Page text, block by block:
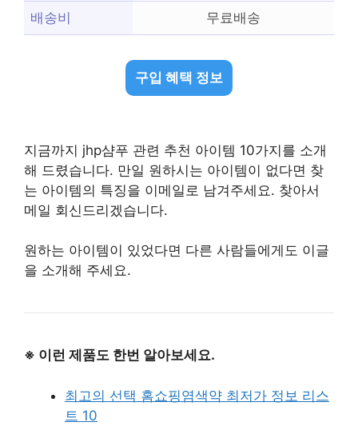
배송비 무료배송
구입 혜택 정보
지금까지 jhp샴푸 관련 추천 아이템 10가지를 소개
해 드렸습니다. 만일 원하시는 아이템이 없다면 찾
는 아이템의 특징을 이메일로 남겨주세요. 찾아서
메일 회신드리겠습니다.
원하는 아이템이 있었다면 다른 사람들에게도 이글
을 소개해 주세요.
※ 이런 제품도 한번 알아보세요.
최고의 선택 홈쇼핑염색약 최저가 정보 리스
트 10